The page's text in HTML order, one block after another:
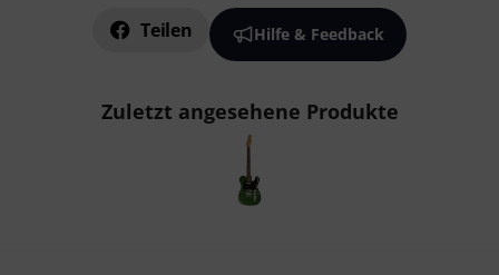
Teilen Hilfe & Feedback
Zuletzt angesehene Produkte